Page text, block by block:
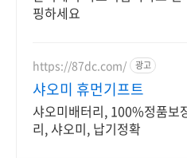
핑하세요
https://87dc.com/ 광고
샤오미 휴먼기프트
샤오미배터리, 100%정품보
리, 샤오미, 납기정확